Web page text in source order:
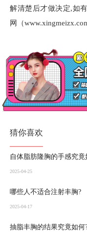
解清楚后才做决定,如
网（
猜你喜欢
自体脂肪隆胸的手感究竟
2025-04-25
哪些人不适合注射丰胸?
2025-04-17
抽脂丰胸的结果究竟如何